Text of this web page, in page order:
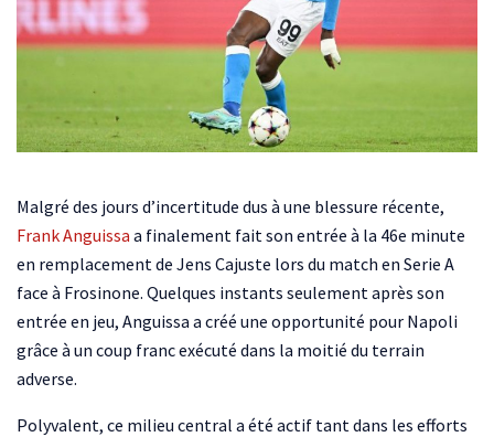
Malgré des jours d’incertitude dus à une blessure récente,
Frank Anguissa a finalement fait son entrée à la 46e minute
en remplacement de Jens Cajuste lors du match en Serie A
face à Frosinone. Quelques instants seulement après son
entrée en jeu, Anguissa a créé une opportunité pour Napoli
grâce à un coup franc exécuté dans la moitié du terrain
adverse.
Polyvalent, ce milieu central a été actif tant dans les efforts